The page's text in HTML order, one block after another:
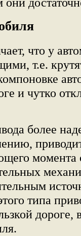
что у
т.е.
и чутко
более
момента
типа
дороге,